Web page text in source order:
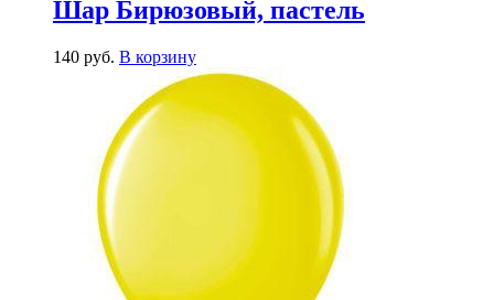
Шар Бирюзовый, пастель
140 руб. В корзину